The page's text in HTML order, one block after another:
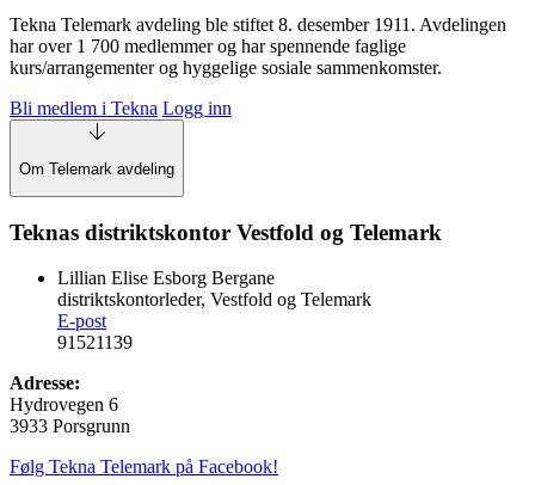
Tekna Telemark avdeling ble stiftet 8. desember 1911. Avdelingen
har over 1 700 medlemmer og har spennende faglige
kurs/arrangementer og hyggelige sosiale sammenkomster.
Bli medlem i Tekna Logg inn
Om Telemark avdeling
Teknas distriktskontor Vestfold og Telemark
Lillian Elise Esborg Bergane
distriktskontorleder, Vestfold og Telemark
E-post
91521139
Adresse:
Hydrovegen 6
3933 Porsgrunn
Følg Tekna Telemark på Facebook!